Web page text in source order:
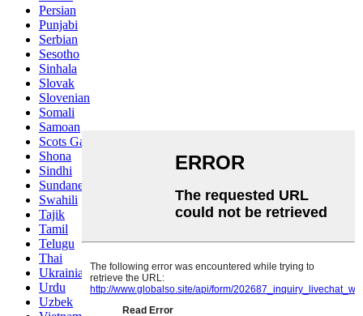
Persian
Punjabi
Serbian
Sesotho
Sinhala
Slovak
Slovenian
Somali
Samoan
Scots Gaelic
Shona
Sindhi
Sundanese
Swahili
Tajik
Tamil
Telugu
Thai
Ukrainian
Urdu
Uzbek